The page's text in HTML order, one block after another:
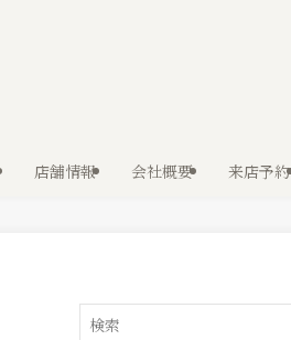
店舗情報 会社概要 来店予約